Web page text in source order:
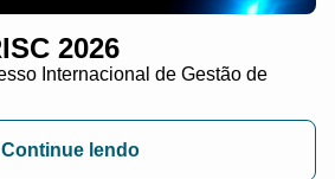
2026
Internacional de Gestão de
Continue lendo